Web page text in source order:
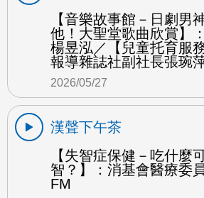
【音樂故事館－日劇男
他！大聖堂歌曲欣賞】
楊昱泓／【兒童托育服
報導雜誌社副社長張琬
2026/05/27
漢聲下午茶
【失智症保健－吃什麼
智？】：消基會醫療委
FM